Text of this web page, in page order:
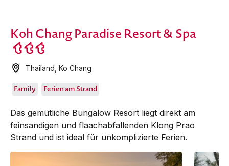
Koh Chang Paradise Resort & Spa
Thailand ,Ko Chang
Family Ferien am Strand
Das gemütliche Bungalow Resort liegt direkt am
feinsandigen und flaachabfallenden Klong Prao
Strand und ist ideal für unkomplizierte Ferien.